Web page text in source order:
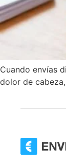
Cuando envías
dolor de